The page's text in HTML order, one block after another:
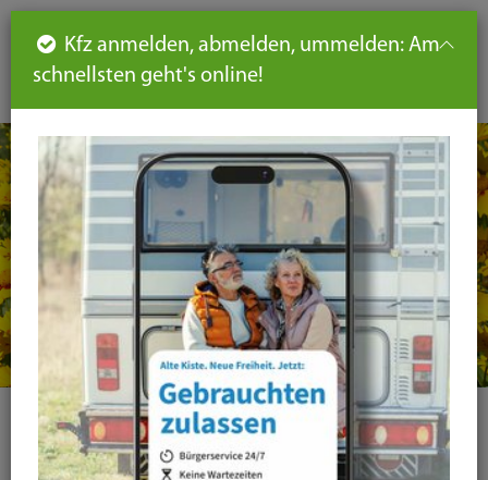
DE
Kategorie
Seiteninhalt
Hauptnavigation
Seitennavigation
leichte
Sprache
Kfz anmelden, abmelden, ummelden: Am
schnellsten geht's online!